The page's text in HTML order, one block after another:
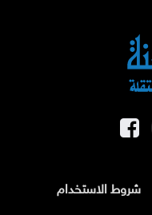
شروط الاستخدام